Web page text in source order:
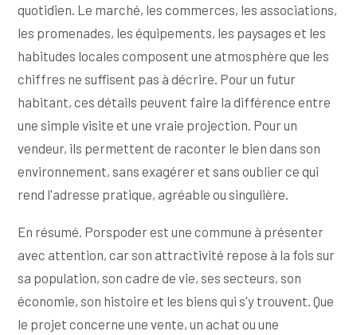
quotidien. Le marché, les commerces, les associations,
les promenades, les équipements, les paysages et les
habitudes locales composent une atmosphère que les
chiffres ne suffisent pas à décrire. Pour un futur
habitant, ces détails peuvent faire la différence entre
une simple visite et une vraie projection. Pour un
vendeur, ils permettent de raconter le bien dans son
environnement, sans exagérer et sans oublier ce qui
rend l'adresse pratique, agréable ou singulière.
En résumé. Porspoder est une commune à présenter
avec attention, car son attractivité repose à la fois sur
sa population, son cadre de vie, ses secteurs, son
économie, son histoire et les biens qui s'y trouvent. Que
le projet concerne une vente, un achat ou une